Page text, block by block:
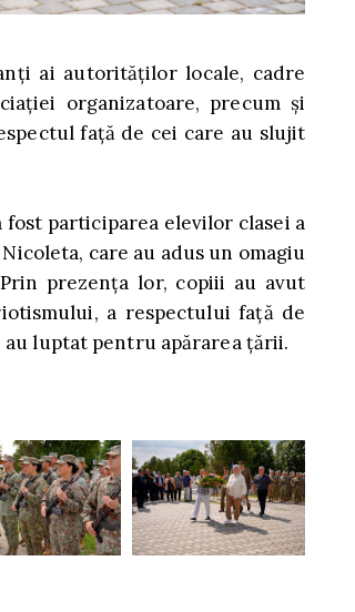
ai autorităților locale, cadre
organizatoare, precum și
față de cei care au slujit
participarea elevilor clasei a
care au adus un omagiu
prezența lor, copiii au avut
a respectului față de
luptat pentru apărarea țării.